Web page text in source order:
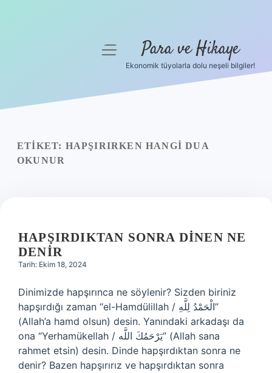
Yasal Uyarı
menüyü
Para ve Hikaye
Ekonomik tüyolarla dolu neşeli bilgiler!
ETIKET: HAPŞIRIRKEN HANGI DUA
OKUNUR
HAPŞIRDIKTAN SONRA DINEN NE
DENIR
Tarih: Ekim 18, 2024
Dinimizde hapşırınca ne söylenir? Sizden biriniz
hapşırdığı zaman “el-Hamdülillah / الْحَمْدُ لِلَّهِ”
(Allah’a hamd olsun) desin. Yanındaki arkadaşı da
ona “Yerhamükellah / يَرْحَمُكَ اللَّه” (Allah sana
rahmet etsin) desin. Dinde hapşırdıktan sonra ne
denir? Bazen hapşırırız ve hapşırdıktan sonra